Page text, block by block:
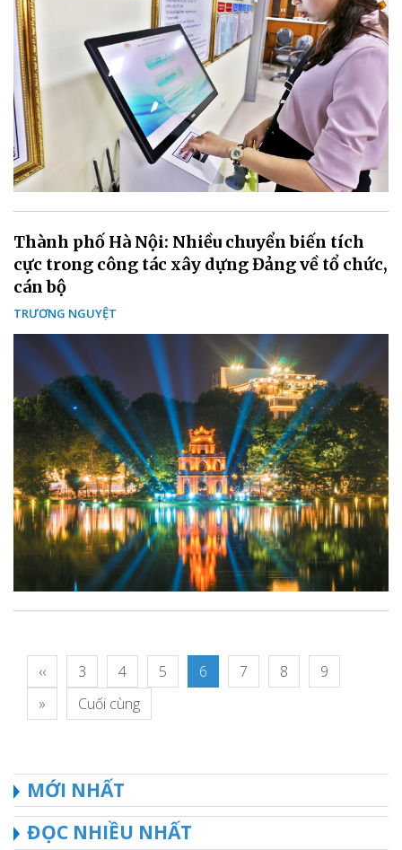
Thành phố Hà Nội: Nhiều chuyển biến tích
cực trong công tác xây dựng Đảng về tổ chức,
cán bộ
TRƯƠNG NGUYỆT
‹‹ 3 4 5 6 7 8
9
»
Cuối cùng
MỚI NHẤT
ĐỌC NHIỀU NHẤT